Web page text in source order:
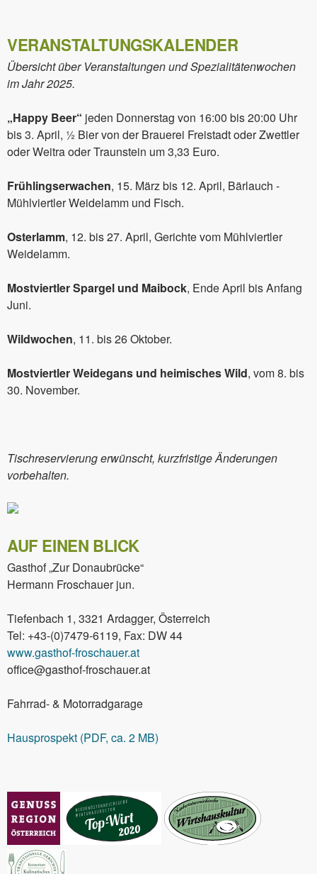
VERANSTALTUNGSKALENDER
Übersicht über Veranstaltungen und Spezialitätenwochen
im Jahr 2025.
„Happy Beer“ jeden Donnerstag von 16:00 bis 20:00 Uhr
bis 3. April, ½ Bier von der Brauerei Freistadt oder Zwettler
oder Weitra oder Traunstein um 3,33 Euro.
Frühlingserwachen, 15. März bis 12. April, Bärlauch -
Mühlviertler Weidelamm und Fisch.
Osterlamm, 12. bis 27. April, Gerichte vom Mühlviertler
Weidelamm.
Mostviertler Spargel und Maibock, Ende April bis Anfang
Juni.
Wildwochen, 11. bis 26 Oktober.
Mostviertler Weidegans und heimisches Wild, vom 8. bis
30. November.
Tischreservierung erwünscht, kurzfristige Änderungen
vorbehalten.
AUF EINEN BLICK
Gasthof „Zur Donaubrücke“
Hermann Froschauer jun.
Tiefenbach 1, 3321 Ardagger, Österreich
Tel: +43-(0)7479-6119, Fax: DW 44
www.gasthof-froschauer.at
office@gasthof-froschauer.at
Fahrrad- & Motorradgarage
Hausprospekt (PDF, ca. 2 MB)